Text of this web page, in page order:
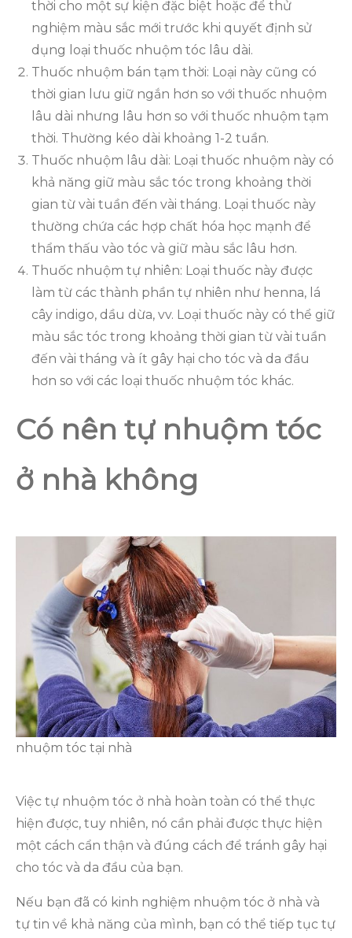
thời cho một sự kiện đặc biệt hoặc để thử
nghiệm màu sắc mới trước khi quyết định sử
dụng loại thuốc nhuộm tóc lâu dài.
Thuốc nhuộm bán tạm thời: Loại này cũng có
thời gian lưu giữ ngắn hơn so với thuốc nhuộm
lâu dài nhưng lâu hơn so với thuốc nhuộm tạm
thời. Thường kéo dài khoảng 1-2 tuần.
Thuốc nhuộm lâu dài: Loại thuốc nhuộm này có
khả năng giữ màu sắc tóc trong khoảng thời
gian từ vài tuần đến vài tháng. Loại thuốc này
thường chứa các hợp chất hóa học mạnh để
thẩm thấu vào tóc và giữ màu sắc lâu hơn.
Thuốc nhuộm tự nhiên: Loại thuốc này được
làm từ các thành phần tự nhiên như henna, lá
cây indigo, dầu dừa, vv. Loại thuốc này có thể giữ
màu sắc tóc trong khoảng thời gian từ vài tuần
đến vài tháng và ít gây hại cho tóc và da đầu
hơn so với các loại thuốc nhuộm tóc khác.
Có nên tự nhuộm tóc
ở nhà không
nhuộm tóc tại nhà
Việc tự nhuộm tóc ở nhà hoàn toàn có thể thực
hiện được, tuy nhiên, nó cần phải được thực hiện
một cách cẩn thận và đúng cách để tránh gây hại
cho tóc và da đầu của bạn.
Nếu bạn đã có kinh nghiệm nhuộm tóc ở nhà và
tự tin về khả năng của mình, bạn có thể tiếp tục tự